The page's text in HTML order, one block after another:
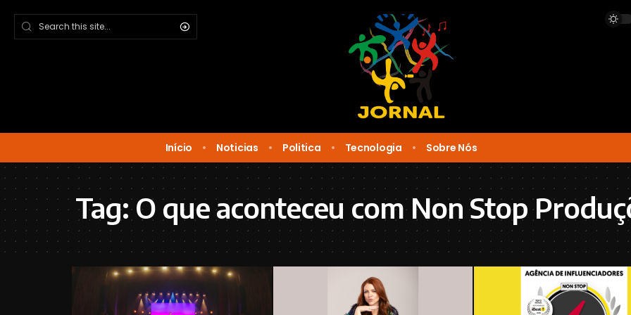
Início Noticias Politica Tecnologia Sobre Nós
Tag:O que aconteceu com Non Stop